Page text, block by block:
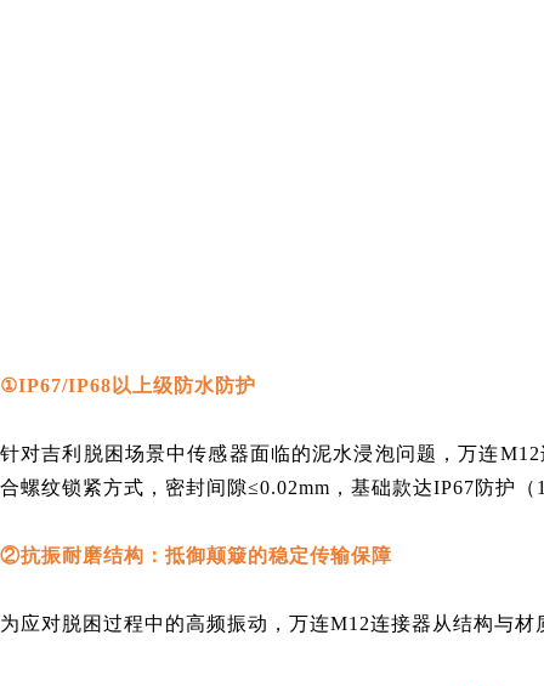
①IP67/IP68 以上级防水防护
针对吉利脱困场景中传感器面临的泥水浸泡问题，万连
合螺纹锁紧方式，密封间隙≤0.02mm，基础款达IP67防护
②抗振耐磨结构：抵御颠簸的稳定传输保障
为应对脱困过程中的高频振动，万连M12连接器从结构与材